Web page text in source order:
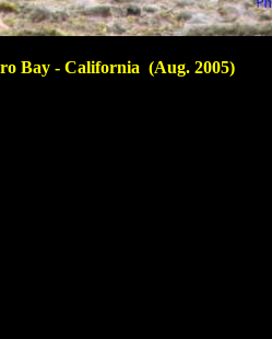
Bay - California (Aug. 2005)